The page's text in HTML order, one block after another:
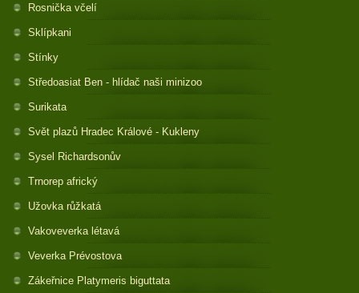
Rosnička včelí
Sklípkani
Stínky
Středoasiat Ben - hlídač naši minizoo
Surikata
Svět plazů Hradec Králové - Kukleny
Sysel Richardsonův
Trnorep africký
Užovka růžkatá
Vakoveverka létavá
Veverka Prévostova
Zákeřnice Platymeris biguttata